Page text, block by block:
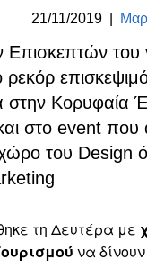
21/11/2019
του
στην Κορυφαία
στο event που
του Design
τη Δευτέρα με
να